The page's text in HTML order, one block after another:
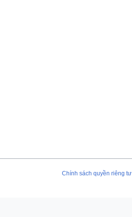
Chính sách quyền riêng tư